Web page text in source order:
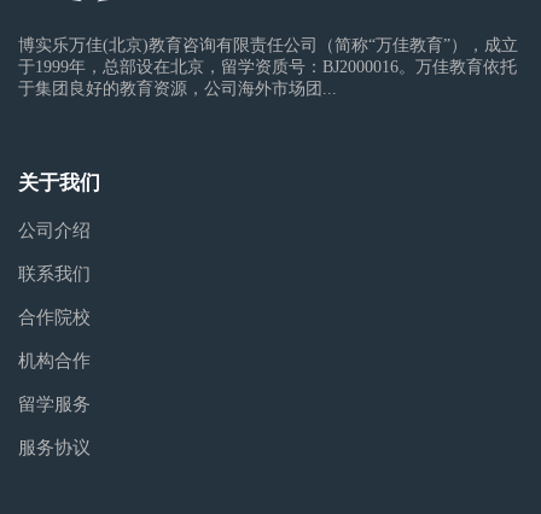
博实乐万佳(北京)教育咨询有限责任公司（简称“万佳教育”），成立
于1999年，总部设在北京，留学资质号：BJ2000016。万佳教育依托
于集团良好的教育资源，公司海外市场团...
关于我们
公司介绍
联系我们
合作院校
机构合作
留学服务
服务协议